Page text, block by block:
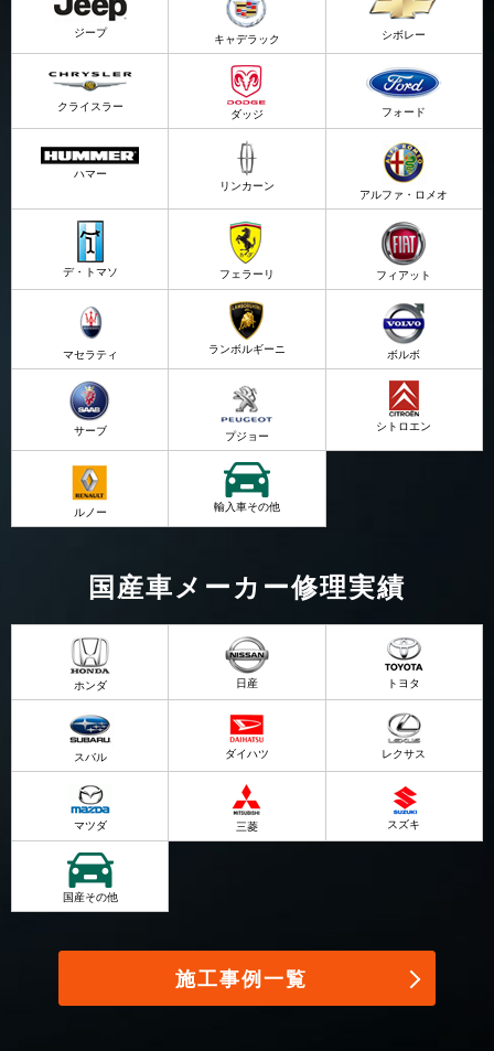
ジープ キャデラック シボレー
クライスラー ダッジ フォード
ハマー
リンカーン
アルファ・ロメオ
デ・トマソ フェラーリ フィアット
マセラティ ランボルギーニ ボルボ
サーブ プジョー
シトロエン
ルノー 輸入車その他
国産車メーカー修理実績
ホンダ 日産 トヨタ
スバル ダイハツ レクサス
マツダ 三菱 スズキ
国産その他
施工事例一覧